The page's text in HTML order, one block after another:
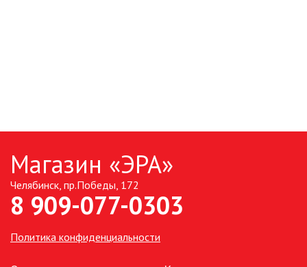
Магазин «ЭРА»
Челябинск, пр.Победы, 172
8 909-077-0303
Политика конфиденциальности